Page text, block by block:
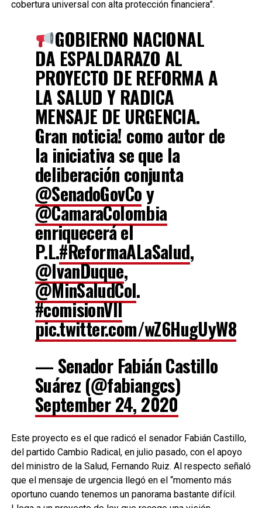
cobertura universal con alta protección financiera”.
GOBIERNO NACIONAL
DA ESPALDARAZO AL
PROYECTO DE REFORMA A
LA SALUD Y RADICA
MENSAJE DE URGENCIA.
Gran noticia! como autor de
la iniciativa se que la
deliberación conjunta
@SenadoGovCoy
@CamaraColombia
enriquecerá el
P.L.#ReformaALaSalud,
@IvanDuque,
@MinSaludCol.
#comisionVII
pic.twitter.com/wZ6HugUyW8
— Senador Fabián Castillo
Suárez (@fabiangcs)
September 24, 2020
Este proyecto es el que radicó el senador Fabián Castillo,
del partido Cambio Radical, en julio pasado, con el apoyo
del ministro de la Salud, Fernando Ruiz. Al respecto señaló
que el mensaje de urgencia llegó en el “momento más
oportuno cuando tenemos un panorama bastante difícil.